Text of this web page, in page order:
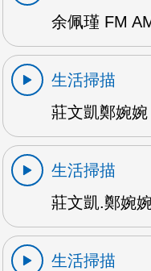
余佩瑾 FM
生活掃描
莊文凱鄭婉婉
生活掃描
莊文凱.鄭婉
生活掃描